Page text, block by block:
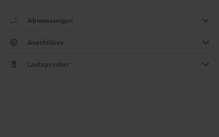
Abmessungen
Anschlüsse
Lautsprecher